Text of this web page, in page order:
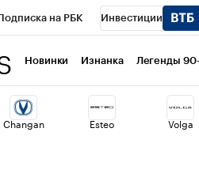
на РБК Инвестиции
проекты Город
Кредитные рейтинги Франшизы
Новинки Изнанка Легенды
Changan Esteo Volga